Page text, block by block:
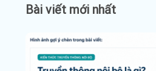
Bài viết mới nhất